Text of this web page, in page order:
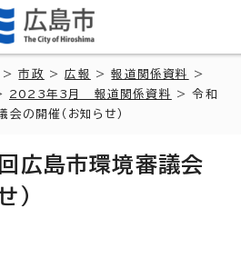
>市政 >広報 >報道関係資料
>
2023年3月 報道関係資料
> 令和
の開催（お知らせ）
広島市環境審議会
）